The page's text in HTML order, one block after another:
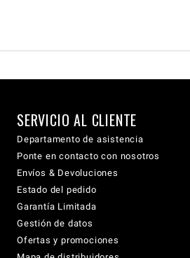
SERVICIO AL CLIENTE
Departamento de asistencia
Ponte en contacto con nosotros
Envíos & Devoluciones
Estado del pedido
Garantía Limitada
Gestión de datos
Ofertas y promociones